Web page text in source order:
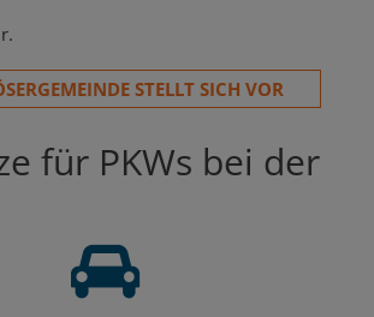
STELLT SICH VOR
für PKWs bei der